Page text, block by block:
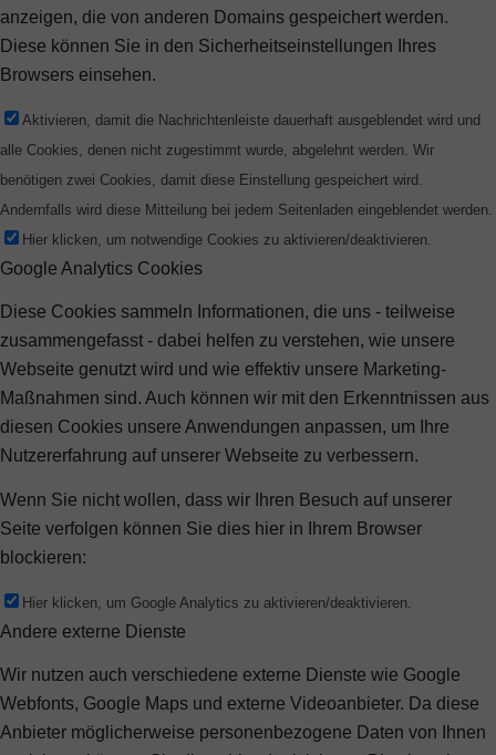
anzeigen, die von anderen Domains gespeichert werden.
Diese können Sie in den Sicherheitseinstellungen Ihres
Browsers einsehen.
Aktivieren, damit die Nachrichtenleiste dauerhaft ausgeblendet wird und
alle Cookies, denen nicht zugestimmt wurde, abgelehnt werden. Wir
benötigen zwei Cookies, damit diese Einstellung gespeichert wird.
Andernfalls wird diese Mitteilung bei jedem Seitenladen eingeblendet werden.
Hier klicken, um notwendige Cookies zu aktivieren/deaktivieren.
Google Analytics Cookies
Diese Cookies sammeln Informationen, die uns - teilweise
zusammengefasst - dabei helfen zu verstehen, wie unsere
Webseite genutzt wird und wie effektiv unsere Marketing-
Maßnahmen sind. Auch können wir mit den Erkenntnissen aus
diesen Cookies unsere Anwendungen anpassen, um Ihre
Nutzererfahrung auf unserer Webseite zu verbessern.
Wenn Sie nicht wollen, dass wir Ihren Besuch auf unserer
Seite verfolgen können Sie dies hier in Ihrem Browser
blockieren:
Hier klicken, um Google Analytics zu aktivieren/deaktivieren.
Andere externe Dienste
Wir nutzen auch verschiedene externe Dienste wie Google
Webfonts, Google Maps und externe Videoanbieter. Da diese
Anbieter möglicherweise personenbezogene Daten von Ihnen